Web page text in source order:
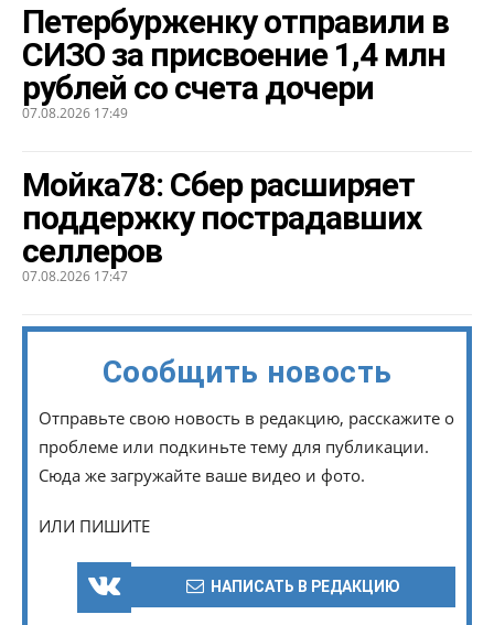
Петербурженку отправили в
СИЗО за присвоение 1,4 млн
рублей со счета дочери
07.08.2026 17:49
Мойка78: Сбер расширяет
поддержку пострадавших
селлеров
07.08.2026 17:47
Сообщить новость
Отправьте свою новость в редакцию, расскажите о
проблеме или подкиньте тему для публикации.
Сюда же загружайте ваше видео и фото.
ИЛИ ПИШИТЕ
НАПИСАТЬ В РЕДАКЦИЮ